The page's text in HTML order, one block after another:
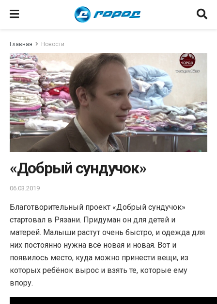
Главная Новости
«Добрый сундучок»
06.03.2019
Благотворительный проект «Добрый сундучок»
стартовал в Рязани. Придуман он для детей и
матерей. Малыши растут очень быстро, и одежда для
них постоянно нужна всё новая и новая. Вот и
появилось место, куда можно принести вещи, из
которых ребёнок вырос и взять те, которые ему
впору.